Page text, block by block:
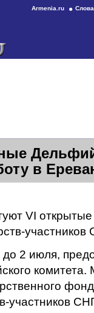
Armenia.ru
в
VI
участников
2 июля,
комитета.
участников